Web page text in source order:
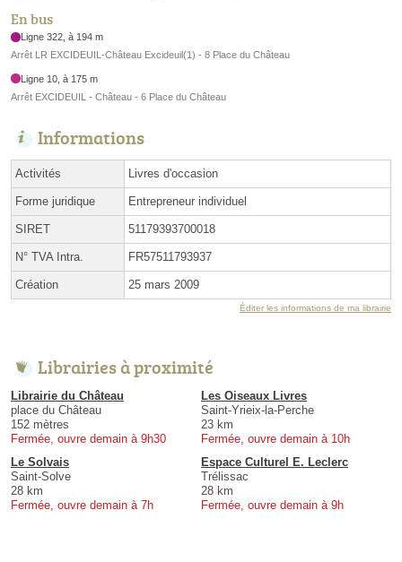
En bus
Ligne 322, à 194 m
Arrêt LR EXCIDEUIL-Château Excideuil(1) - 8 Place du Château
Ligne 10, à 175 m
Arrêt EXCIDEUIL - Château - 6 Place du Château
Informations
Activités Livres d'occasion
Forme juridique Entrepreneur individuel
SIRET 51179393700018
N° TVA Intra. FR57511793937
Création 25 mars 2009
Éditer les informations de ma librairie
Librairies à proximité
Librairie du Château
place du Château
152 mètres
Fermée, ouvre demain à 9h30
Les Oiseaux Livres
Saint-Yrieix-la-Perche
23 km
Fermée, ouvre demain à 10h
Le Solvais
Saint-Solve
28 km
Fermée, ouvre demain à 7h
Espace Culturel E. Leclerc
Trélissac
28 km
Fermée, ouvre demain à 9h